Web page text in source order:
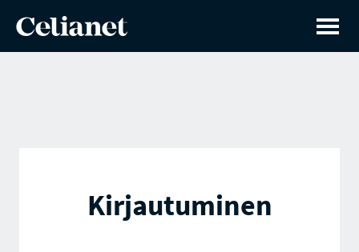
Kirjautuminen